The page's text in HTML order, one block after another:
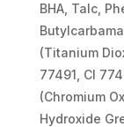
BHA, Talc,
(Titanium
77491, CI
(Chromium
Hydroxide